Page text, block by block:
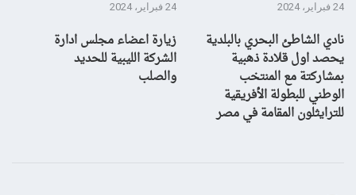
24 فبراير، 2024
نادي الشاطئ البحري بالبلدية
يحصد اول قلادة ذهبية
بمشاركتة مع المنتخب
الوطني للبطولة الأفريقية
للترايثلون المقامة في مصر
24 فبراير، 2024
زيارة اعضاء مجلس ادارة
الشركة الليبية للحديد
والصلب